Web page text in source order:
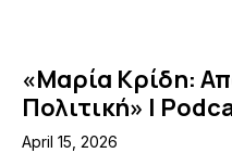
«Μαρία Κρίδη:
Πολιτική» |
April 15, 2026